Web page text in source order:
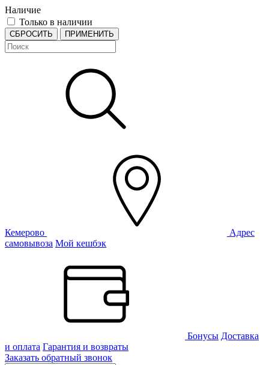
Наличие
Только в наличии
СБРОСИТЬ ПРИМЕНИТЬ
Кемерово
Адрес
самовывоза Мой кешбэк
Бонусы Доставка
и оплата Гарантия и возвраты
Заказать обратный звонок